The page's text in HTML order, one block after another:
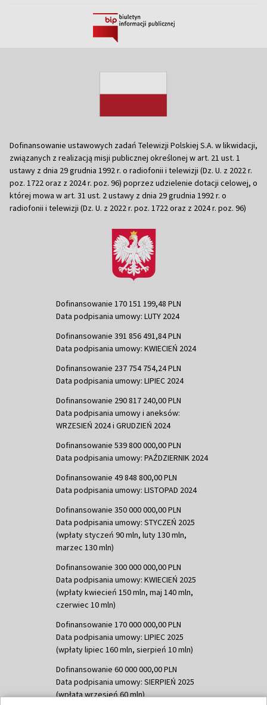
Dofinansowanie ustawowych zadań Telewizji Polskiej S.A. w likwidacji,
związanych z realizacją misji publicznej określonej w art. 21 ust. 1
ustawy z dnia 29 grudnia 1992 r. o radiofonii i telewizji (Dz. U. z 2022 r.
poz. 1722 oraz z 2024 r. poz. 96) poprzez udzielenie dotacji celowej, o
której mowa w art. 31 ust. 2 ustawy z dnia 29 grudnia 1992 r. o
radiofonii i telewizji (Dz. U. z 2022 r. poz. 1722 oraz z 2024 r. poz. 96)
Dofinansowanie 170 151 199,48 PLN
Data podpisania umowy: LUTY 2024
Dofinansowanie 391 856 491,84 PLN
Data podpisania umowy: KWIECIEŃ 2024
Dofinansowanie 237 754 754,24 PLN
Data podpisania umowy: LIPIEC 2024
Dofinansowanie 290 817 240,00 PLN
Data podpisania umowy i aneksów:
WRZESIEŃ 2024 i GRUDZIEŃ 2024
Dofinansowanie 539 800 000,00 PLN
Data podpisania umowy: PAŹDZIERNIK 2024
Dofinansowanie 49 848 800,00 PLN
Data podpisania umowy: LISTOPAD 2024
Dofinansowanie 350 000 000,00 PLN
Data podpisania umowy: STYCZEŃ 2025
(wpłaty styczeń 90 mln, luty 130 mln,
marzec 130 mln)
Dofinansowanie 300 000 000,00 PLN
Data podpisania umowy: KWIECIEŃ 2025
(wpłaty kwiecień 150 mln, maj 140 mln,
czerwiec 10 mln)
Dofinansowanie 170 000 000,00 PLN
Data podpisania umowy: LIPIEC 2025
(wpłaty lipiec 160 mln, sierpień 10 mln)
Dofinansowanie 60 000 000,00 PLN
Data podpisania umowy: SIERPIEŃ 2025
(wpłata wrzesień 60 mln)